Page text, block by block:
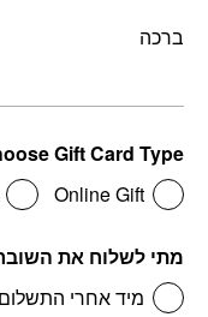
ברכה
Gift Card Type :
Online Gift
מתי לשלוח את
מיד אחרי התשלום